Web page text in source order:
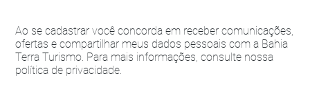
Ao se cadastrar você concorda em receber comunicações,
ofertas e compartilhar meus dados pessoais com a Bahia
Terra Turismo. Para mais informações, consulte nossa
política de privacidade.